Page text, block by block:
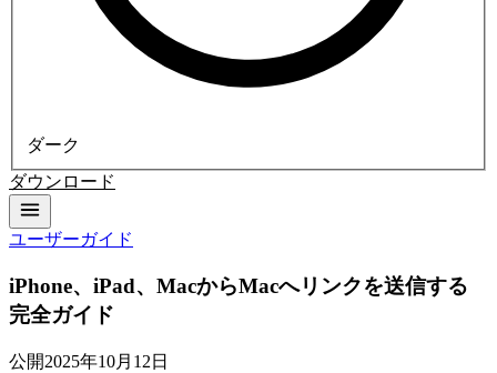
ダーク
ダウンロード
ユーザーガイド
iPhone、iPad、MacからMacへリンクを送信する
完全ガイド
公開2025年10月12日